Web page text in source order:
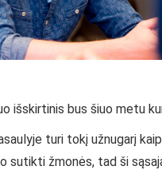
išskirtinis bus šiuo metu
turi tokį užnugarį
sutikti žmonės, tad ši